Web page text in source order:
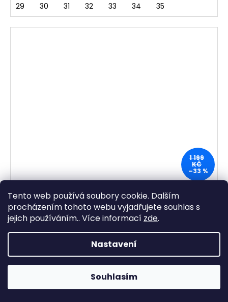
Tento web používá soubory cookie. Dalším
procházením tohoto webu vyjadřujete souhlas s
jejich používáním.. Více informací zde.
Nastavení
Souhlasím
29 30 31 32 33 34 35
1 199
KČ
–33 %
Dětské botasky Alpinex Softshell A225015A šedé
660 Kč bez DPH
799 Kč
Materiál svršku: syntetika SOFTSHELL Podšívka: textil
Podešev: syntetika